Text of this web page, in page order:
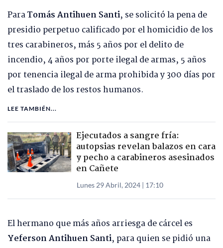
ParaTomás Antihuen Santi, se solicitó la pena de
presidio perpetuo calificado por el homicidio de los
tres carabineros, más 5 años por el delito de
incendio, 4 años por porte ilegal de armas, 5 años
por tenencia ilegal de arma prohibida y 300 días por
el traslado de los restos humanos.
LEE TAMBIÉN...
Ejecutados a sangre fría:
autopsias revelan balazos en cara
y pecho a carabineros asesinados
en Cañete
Lunes 29 Abril, 2024 | 17:10
El hermano que más años arriesga de cárcel es
Yeferson Antihuen Santi, para quien se pidió una